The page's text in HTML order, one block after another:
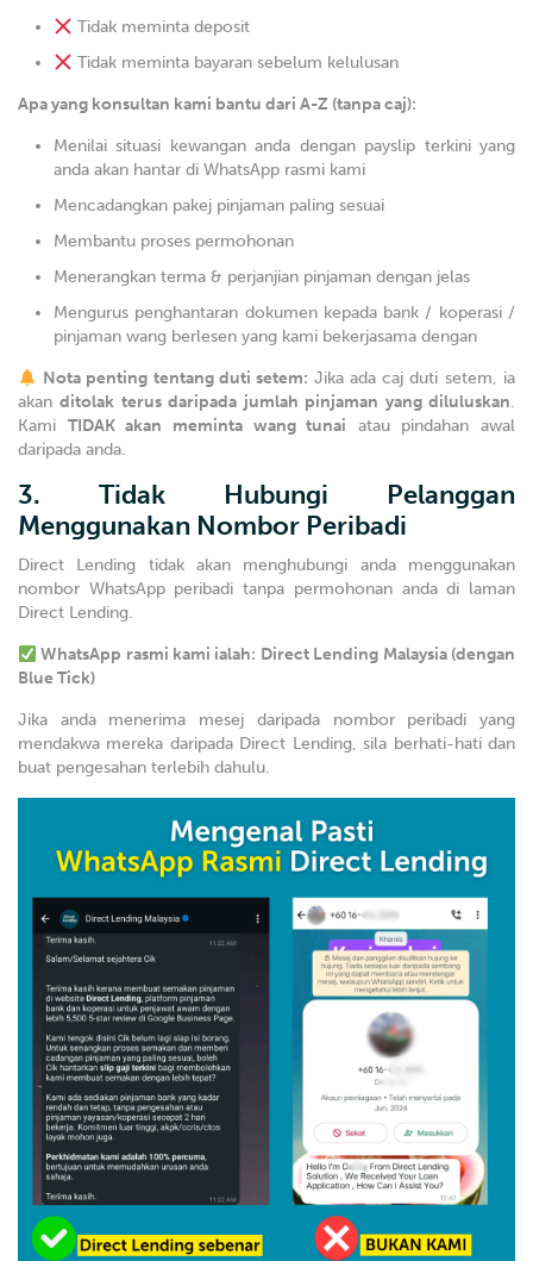
Tidak meminta deposit
Tidak meminta bayaran sebelum kelulusan
Apa yang konsultan kami bantu dari A-Z (tanpa caj):
Menilai situasi kewangan anda dengan payslip terkini yang
anda akan hantar di WhatsApp rasmi kami
Mencadangkan pakej pinjaman paling sesuai
Membantu proses permohonan
Menerangkan terma & perjanjian pinjaman dengan jelas
Mengurus penghantaran dokumen kepada bank / koperasi /
pinjaman wang berlesen yang kami bekerjasama dengan
Nota penting tentang duti setem: Jika ada caj duti setem, ia
akanditolak terus daripada jumlah pinjaman yang diluluskan.
Kami TIDAK akan meminta wang tunai atau pindahan awal
daripada anda.
3. Tidak Hubungi Pelanggan
Menggunakan Nombor Peribadi
Direct Lending tidak akan menghubungi anda menggunakan
nombor WhatsApp peribadi tanpa permohonan anda di laman
Direct Lending.
WhatsApp rasmi kami ialah: Direct Lending Malaysia (dengan
Blue Tick)
Jika anda menerima mesej daripada nombor peribadi yang
mendakwa mereka daripada Direct Lending, sila berhati-hati dan
buat pengesahan terlebih dahulu.